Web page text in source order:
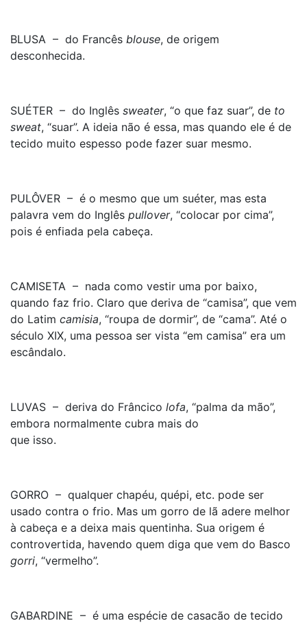
BLUSA – do Francês blouse, de origem
desconhecida.
SUÉTER – do Inglês sweater, “o que faz suar”, de to
sweat, “suar”. A ideia não é essa, mas quando ele é de
tecido muito espesso pode fazer suar mesmo.
PULÔVER – é o mesmo que um suéter, mas esta
palavra vem do Inglês pullover, “colocar por cima”,
pois é enfiada pela cabeça.
CAMISETA – nada como vestir uma por baixo,
quando faz frio. Claro que deriva de “camisa”, que vem
do Latim camisia, “roupa de dormir”, de “cama”. Até o
século XIX, uma pessoa ser vista “em camisa” era um
escândalo.
LUVAS – deriva do Frâncico lofa, “palma da mão”,
embora normalmente cubra mais do
que isso.
GORRO – qualquer chapéu, quépi, etc. pode ser
usado contra o frio. Mas um gorro de lã adere melhor
à cabeça e a deixa mais quentinha. Sua origem é
controvertida, havendo quem diga que vem do Basco
gorri, “vermelho”.
GABARDINE – é uma espécie de casacão de tecido